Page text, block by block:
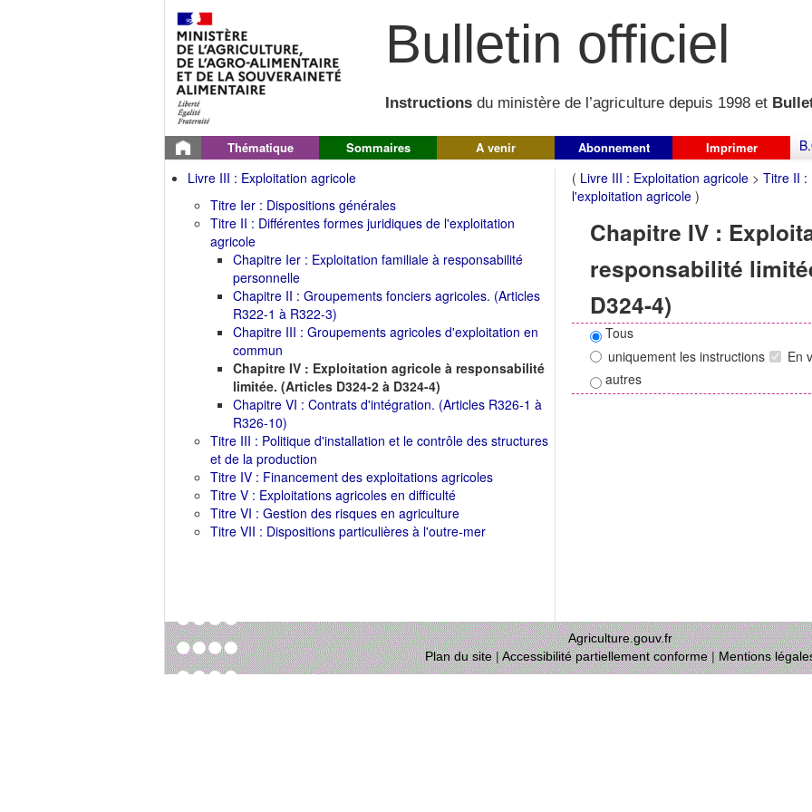
Bulletin officiel
Instructions du ministère de l’agriculture depuis 1998 et
Thématique Sommaires A venir Abonnement Imprimer
Livre III : Exploitation agricole
Titre Ier : Dispositions générales
Titre II : Différentes formes juridiques de l'exploitation
agricole
Chapitre Ier : Exploitation familiale à responsabilité
personnelle
Chapitre II : Groupements fonciers agricoles. (Articles
R322-1 à R322-3)
Chapitre III : Groupements agricoles d'exploitation en
commun
Chapitre IV : Exploitation agricole à responsabilité
limitée. (Articles D324-2 à D324-4)
Chapitre VI : Contrats d'intégration. (Articles R326-1 à
R326-10)
Titre III : Politique d'installation et le contrôle des structures
et de la production
Titre IV : Financement des exploitations agricoles
Titre V : Exploitations agricoles en difficulté
Titre VI : Gestion des risques en agriculture
Titre VII : Dispositions particulières à l'outre-mer
( Livre III : Exploitation agricole > Titre II :
l'exploitation agricole )
Chapitre IV :
responsabilité
D324-4)
Tous
uniquement les instructions
En
autres
Agriculture.gouv.fr
Plan du site|Accessibilité partiellement conforme|Mentions